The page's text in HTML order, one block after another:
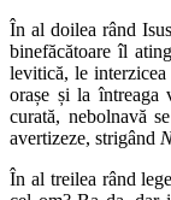
În al doilea rând
binefăcătoare îl
levitică, le interzicea
orașe și la întreaga
curată, nebolnavă
avertizeze, strigând
În al treilea rând